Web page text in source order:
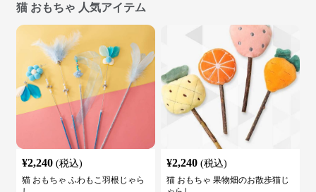
猫 おもちゃ 人気アイテム
¥2,240 (税込)
猫 おもちゃ ふわもこ羽根じゃら
¥2,240 (税込)
猫 おもちゃ 果物畑のお散歩猫じ